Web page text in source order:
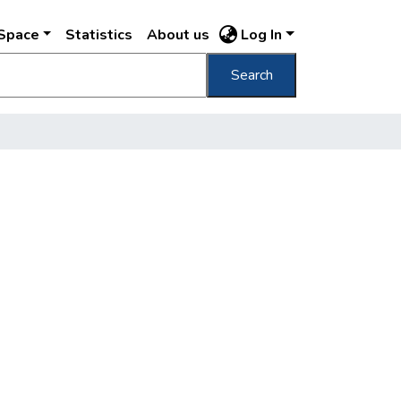
Statistics About us Log In
Search